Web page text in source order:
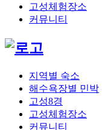
고성체험장소
커뮤니티
지역별 숙소
해수욕장별 민박
고성8경
고성체험장소
커뮤니티